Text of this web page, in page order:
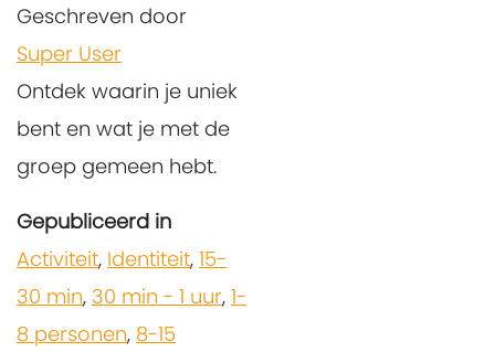
Geschreven door
Super User
Ontdek waarin je uniek
bent en wat je met de
groep gemeen hebt.
Gepubliceerd in
Activiteit, Identiteit, 15-
30 min, 30 min - 1 uur, 1-
8 personen, 8-15